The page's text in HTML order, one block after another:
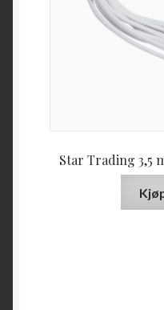
Star Trading 3,5